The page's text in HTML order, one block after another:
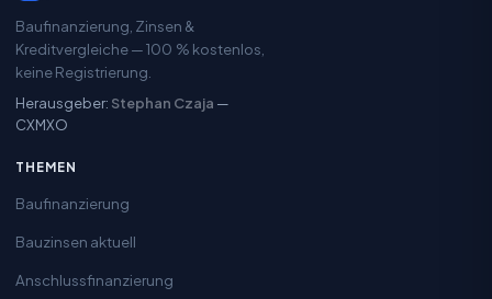
Baufinanzierung, Zinsen &
Kreditvergleiche — 100 % kostenlos,
keine Registrierung.
Herausgeber: Stephan Czaja —
CXMXO
THEMEN
Baufinanzierung
Bauzinsen aktuell
Anschlussfinanzierung